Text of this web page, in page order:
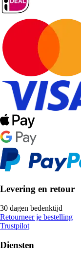
Levering en retour
30 dagen bedenktijd
Retourneer je bestelling
Trustpilot
Diensten